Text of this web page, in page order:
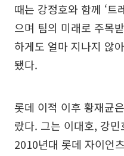
때는 강정호와 함께 ‘트
으며 팀의 미래로 주목
하게도 얼마 지나지 않
됐다.
롯데 이적 이후 황재균
랐다. 그는 이대호, 강
2010년대 롯데 자이언